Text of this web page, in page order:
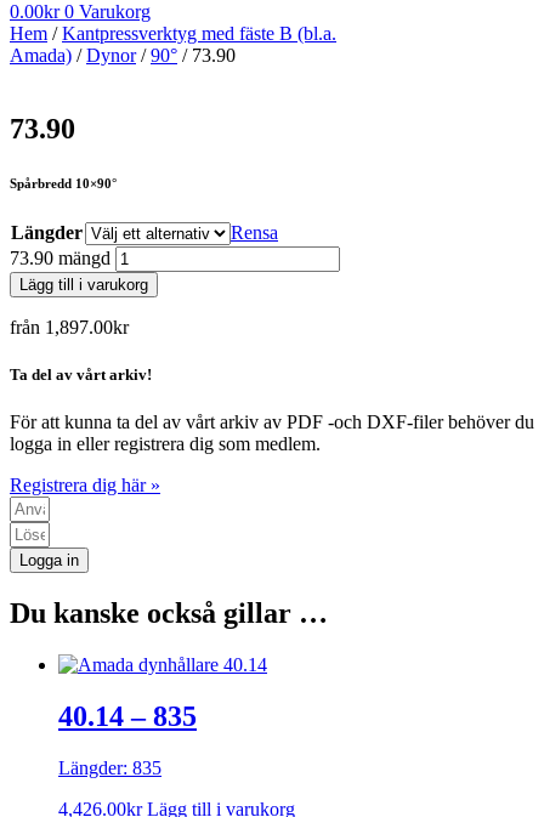
0.00kr 0 Varukorg
Hem /Kantpressverktyg med fäste B (bl.a.
Amada) /Dynor/90° / 73.90
73.90
Spårbredd 10×90°
Längder
Rensa
73.90 mängd
Lägg till i varukorg
från 1,897.00kr
Ta del av vårt arkiv!
För att kunna ta del av vårt arkiv av PDF -och DXF-filer behöver du
logga in eller registrera dig som medlem.
Registrera dig här »
Logga in
Du kanske också gillar …
40.14 – 835
Längder: 835
4,426.00kr Lägg till i varukorg